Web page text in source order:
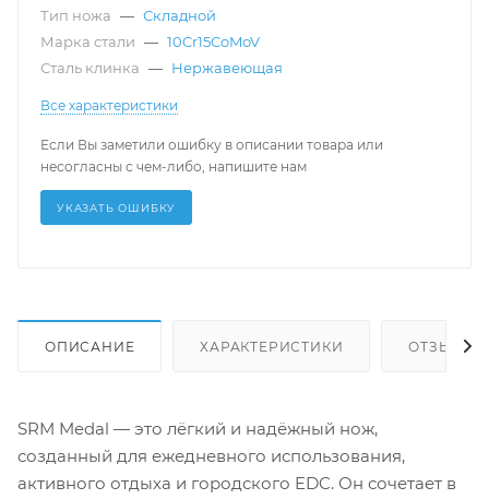
Тип ножа — Складной
Марка стали — 10Cr15CoMoV
Сталь клинка — Нержавеющая
Все характеристики
Если Вы заметили ошибку в описании товара или
несогласны с чем-либо, напишите нам
УКАЗАТЬ ОШИБКУ
ОПИСАНИЕ ХАРАКТЕРИСТИКИ ОТЗЫВЫ
SRM Medal — это лёгкий и надёжный нож,
созданный для ежедневного использования,
активного отдыха и городского EDC. Он сочетает в